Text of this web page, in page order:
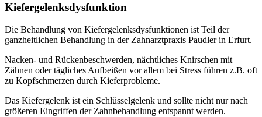
Kiefergelenksdysfunktion
Die Behandlung von Kiefergelenksdysfunktionen ist Teil der
ganzheitlichen Behandlung in der Zahnarztpraxis Paudler in Erfurt.
Nacken- und Rückenbeschwerden, nächtliches Knirschen mit
Zähnen oder tägliches Aufbeißen vor allem bei Stress führen z.B. oft
zu Kopfschmerzen durch Kieferprobleme.
Das Kiefergelenk ist ein Schlüsselgelenk und sollte nicht nur nach
größeren Eingriffen der Zahnbehandlung entspannt werden.